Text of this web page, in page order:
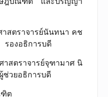
ารย์นันทนา คช
การบดี
จารย์จุฑามาศ นิ
ธิการบดี
ต